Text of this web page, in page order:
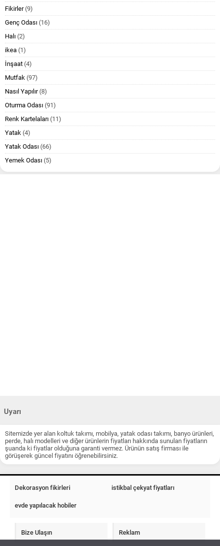
Fikirler(9)
Genç Odası (16)
Halı (2)
ikea (1)
İnşaat (4)
Mutfak (97)
Nasıl Yapılır(8)
Oturma Odası (91)
Renk Kartelaları (11)
Yatak (4)
Yatak Odası (66)
Yemek Odası (5)
Uyarı
Sitemizde yer alan koltuk takımı, mobilya, yatak odası takımı, banyo ürünleri,
perde, halı modelleri ve diğer ürünlerin fiyatları hakkında sunulan fiyatların
şuanda ki fiyatlar olduğuna garanti vermez. Ürünün satış firması ile
görüşerek güncel fiyatını öğrenebilirsiniz.
Dekorasyon fikirleri istikbal çekyat fiyatları
evde yapılacak hobiler
Bize Ulaşın Reklam